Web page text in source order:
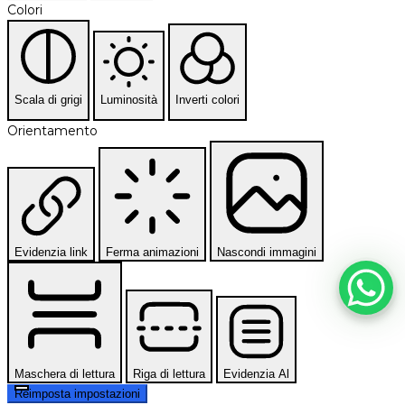
Colori
Scala di grigi Luminosità Inverti colori
Orientamento
Evidenzia link Ferma animazioni Nascondi immagini
Maschera di lettura Riga di lettura
Evidenzia Al
Reimposta impostazioni